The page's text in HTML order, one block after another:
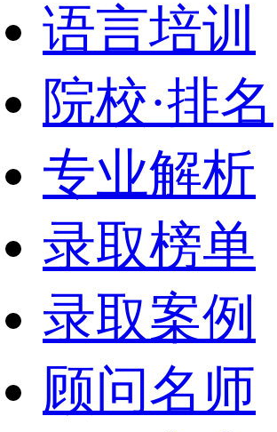
语言培训
院校·排名
专业解析
录取榜单
录取案例
顾问名师